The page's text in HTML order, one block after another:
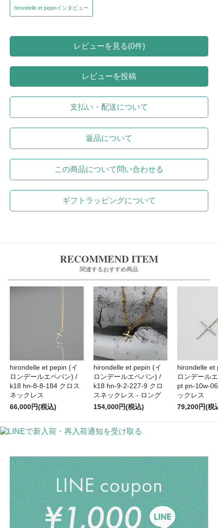
hirondelle et pepinインタビュー
レビューを見る(0件)
レビューを投稿
支払い・配送について
返品について
この商品について問い合わせる
ギフトラッピングについて
RECOMMEND ITEM
関連するおすすめ商品
hirondelle et pepin (イ
ロンデールエペパン) /
k18 hn-8-8-184 クロス
ネックレス
66,000円(税込)
hirondelle et pepin (イ
ロンデールエペパン) /
k18 hn-9-2-227-9 クロ
スネックレス - ロング
154,000円(税込)
hirondelle et
ロンデール
pt pn-10w-
ックレス
79,200円(税